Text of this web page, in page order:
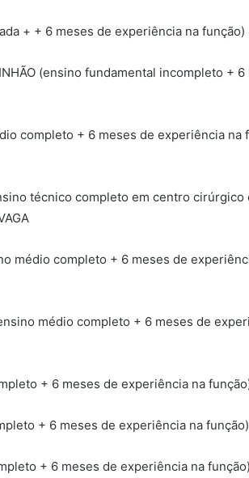
+ + 6 meses de experiência na função)
(ensino fundamental incompleto +
completo + 6 meses de experiência na
técnico completo em centro cirúrgico
médio completo + 6 meses de
médio completo + 6 meses de
+ 6 meses de experiência na
+ 6 meses de experiência na função)
+ 6 meses de experiência na